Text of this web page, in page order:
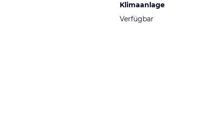
Klimaanlage
Verfügbar